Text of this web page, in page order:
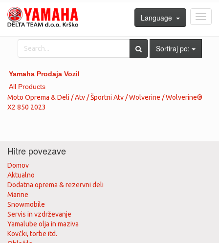
Language
Sortiraj po:
Yamaha Prodaja Vozil
All Products
Moto Oprema & Deli / Atv / Športni Atv / Wolverine / Wolverine®
X2 850 2023
Hitre povezave
Domov
Aktualno
Dodatna oprema & rezervni deli
Marine
Snowmobile
Servis in vzdrževanje
Yamalube olja in maziva
Kovčki, torbe itd.